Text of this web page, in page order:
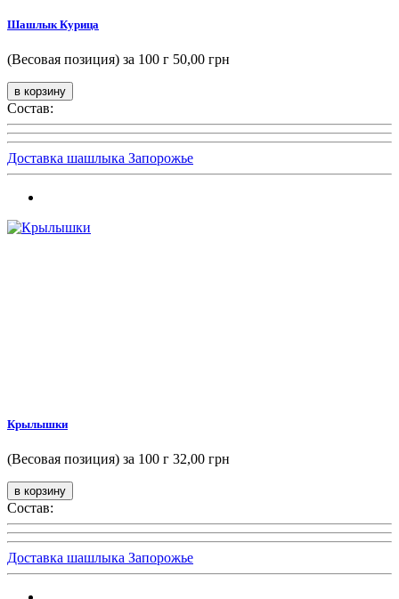
Шашлык Курица
(Весовая позиция) за 100 г 50,00 грн
Состав:
Доставка шашлыка Запорожье
Крылышки
(Весовая позиция) за 100 г 32,00 грн
Состав:
Доставка шашлыка Запорожье